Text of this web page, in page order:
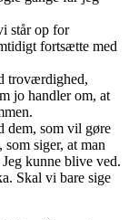
står op for
fortsætte med
troværdighed,
jo handler om, at
dem, som vil gøre
siger, at man
kunne blive ved.
Skal vi bare sige